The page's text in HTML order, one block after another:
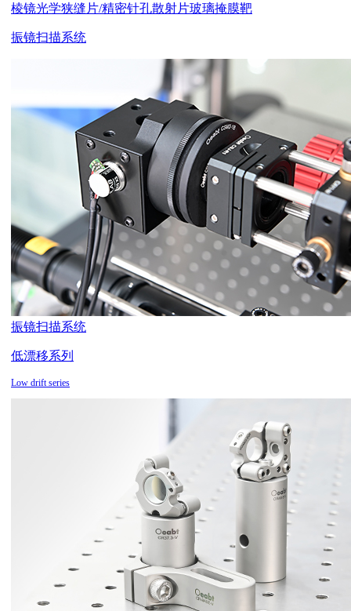
棱镜光学狭缝片/精密针孔散射片玻璃掩膜靶
振镜扫描系统
振镜扫描系统
低漂移系列
Low drift series